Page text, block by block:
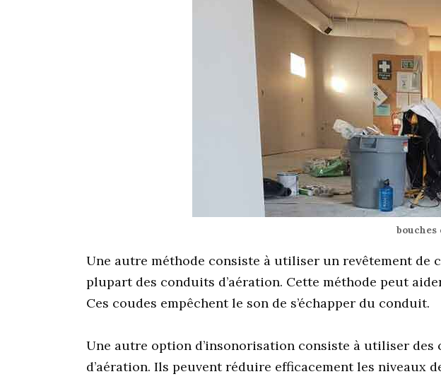
bouches
Une autre méthode consiste à utiliser un revêtement
plupart des conduits d’aération. Cette méthode peut
Ces coudes empêchent le son de s’échapper du conduit.
Une autre option d’insonorisation consiste à utiliser
d’aération. Ils peuvent réduire efficacement les niveaux